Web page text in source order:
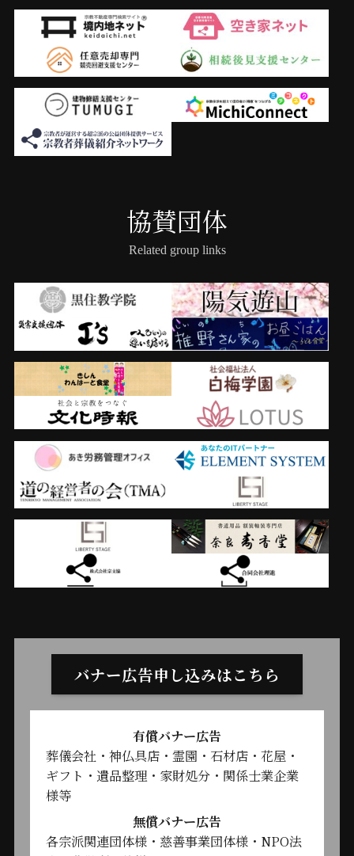
協賛団体
Related group links
バナー広告申し込みはこちら
有償バナー広告
葬儀会社・神仏具店・霊園・石材店・花屋・
ギフト・遺品整理・家財処分・関係士業企業
様等
無償バナー広告
各宗派関連団体様・慈善事業団体様・NPO法